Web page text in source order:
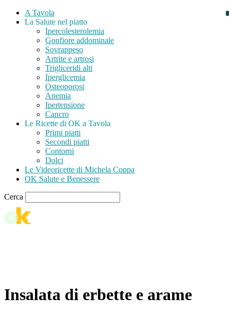
A Tavola
La Salute nel piatto
Ipercolesterolemia
Gonfiore addominale
Sovrappeso
Artrite e artrosi
Trigliceridi alti
Iperglicemia
Osteoporosi
Anemia
Ipertensione
Cancro
Le Ricette di OK a Tavola
Primi piatti
Secondi piatti
Contorni
Dolci
Le Videoricette di Michela Coppa
OK Salute e Benessere
Cerca
Insalata di erbette e arame